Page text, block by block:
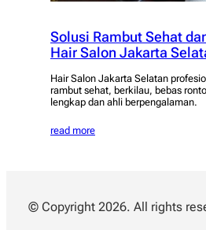
Solusi Rambut Sehat
Hair Salon Jakarta
Hair Salon Jakarta Selatan
rambut sehat, berkilau, bebas
lengkap dan ahli berpengalaman.
read more
© Copyright 2026. All rights